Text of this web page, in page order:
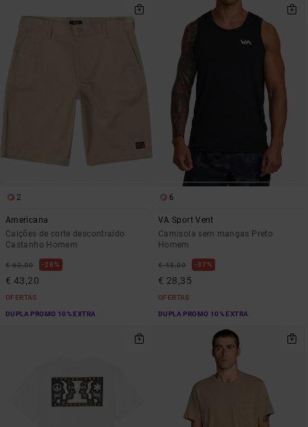
2
Americana
Calções de corte descontraído
Castanho Homem
€ 60,00 28%
€ 43,20
OFERTAS
DUPLA PROMO 10% EXTRA
6
VA Sport Vent
Camisola sem mangas Preto
Homem
€ 45,00 37%
€ 28,35
OFERTAS
DUPLA PROMO 10% EXTRA